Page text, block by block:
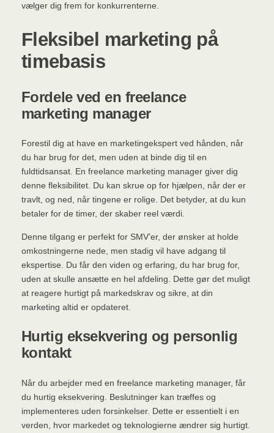
vælger dig frem for konkurrenterne.
Fleksibel marketing på
timebasis
Fordele ved en freelance
marketing manager
Forestil dig at have en marketingekspert ved hånden, når
du har brug for det, men uden at binde dig til en
fuldtidsansat. En freelance marketing manager giver dig
denne fleksibilitet. Du kan skrue op for hjælpen, når der er
travlt, og ned, når tingene er rolige. Det betyder, at du kun
betaler for de timer, der skaber reel værdi.
Denne tilgang er perfekt for SMV’er, der ønsker at holde
omkostningerne nede, men stadig vil have adgang til
ekspertise. Du får den viden og erfaring, du har brug for,
uden at skulle ansætte en hel afdeling. Dette gør det muligt
at reagere hurtigt på markedskrav og sikre, at din
marketing altid er opdateret.
Hurtig eksekvering og personlig
kontakt
Når du arbejder med en freelance marketing manager, får
du hurtig eksekvering. Beslutninger kan træffes og
implementeres uden forsinkelser. Dette er essentielt i en
verden, hvor markedet og teknologierne ændrer sig hurtigt.